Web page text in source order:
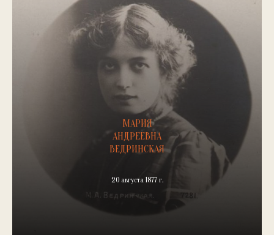
МАРИЯ
АНДРЕЕВНА
ВЕДРИНСКАЯ
20 августа 1877 г.